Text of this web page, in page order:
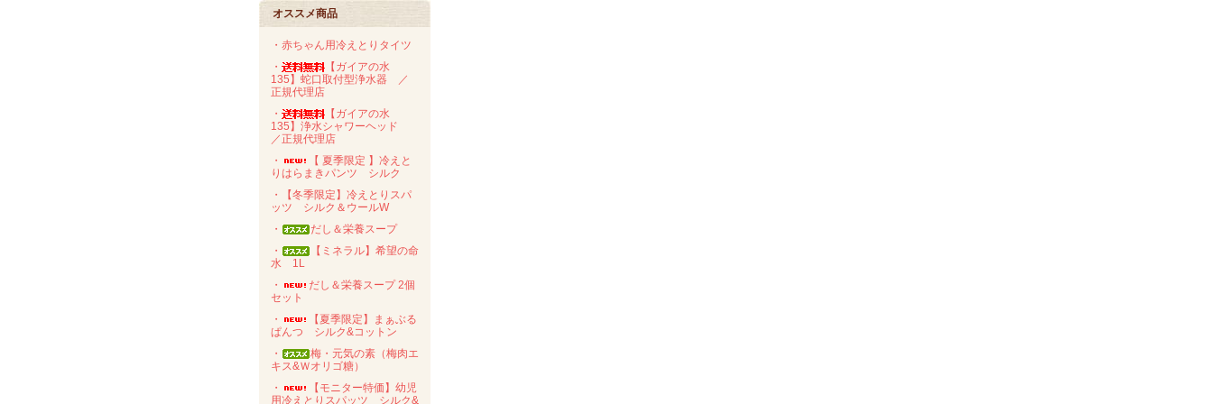
オススメ商品
・赤ちゃん用冷えとりタイツ
・
【ガイアの水
135】蛇口取付型浄水器 ／
正規代理店
・
【ガイアの水
135】浄水シャワーヘッド
／正規代理店
・
【 夏季限定 】冷えと
りはらまきパンツ シルク
・【冬季限定】冷えとりスパ
ッツ シルク＆ウールW
・
だし＆栄養スープ
・
【ミネラル】希望の命
水 1L
・
だし＆栄養スープ 2個
セット
・
【夏季限定】まぁぶる
ぱんつ シルク&コットン
・
梅・元気の素（梅肉エ
キス&Ｗオリゴ糖）
・
【モニター特価】幼児
用冷えとりスパッツ シルク&